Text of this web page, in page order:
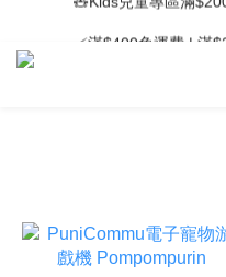
⚡滿$400免運費 | 滿